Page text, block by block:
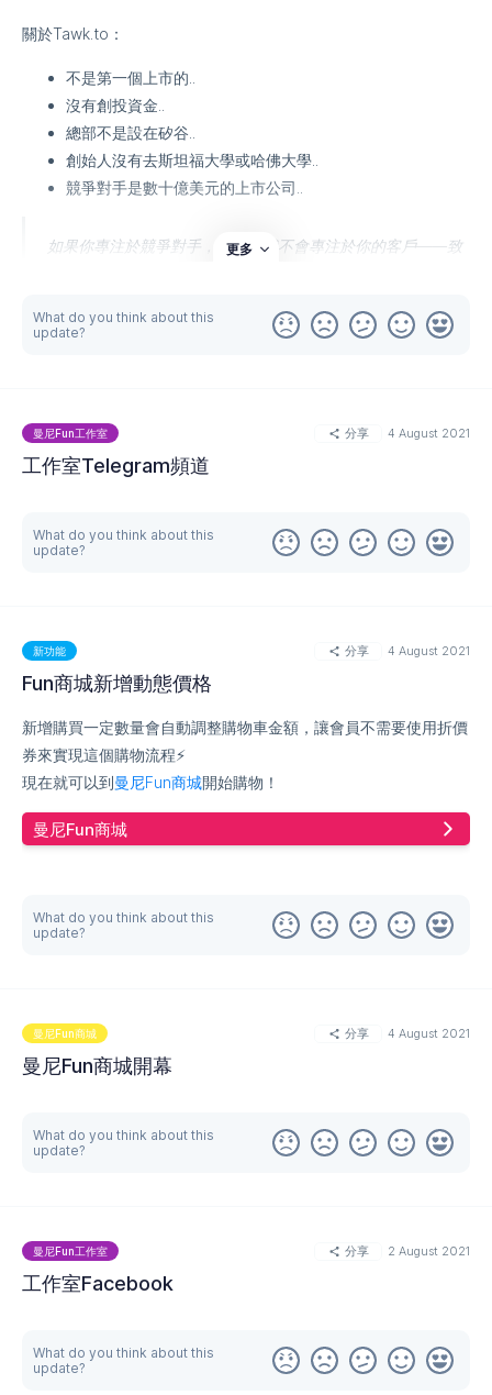
我迫不及待想贊助曼尼Fun工作室
關於Tawk.to：
不是第一個上市的..
沒有創投資金..
總部不是設在矽谷..
創始人沒有去斯坦福大學或哈佛大學..
競爭對手是數十億美元的上市公司..
如果你專注於競爭對手，那麼你就不會專注於你的客戶——致
人與一個 tawk.to 小部件互動——即每3個人中就有1人在線。
現在可以至曼尼Fun商城查看合作夥伴徽章，亦可至Tawk.to官方
想使用世界排行第一的即時聊天工具在您的網站(WordPress或許
👇請點選此處立即使用或了解更多：
全球第一即時聊天應用程式Tawk.to
立即使用👉全球第一即時聊天應用程式Tawk.to
更多
What do you think about this
update?
曼尼Fun工作室 分享 4 August 2021
工作室Telegram頻道
更多
What do you think about this
update?
新功能 分享 4 August 2021
Fun商城新增動態價格
新增購買一定數量會自動調整購物車金額，讓會員不需要使用折價
券來實現這個購物流程⚡
現在就可以到曼尼Fun商城開始購物！
曼尼Fun商城
What do you think about this
update?
曼尼Fun商城 分享 4 August 2021
曼尼Fun商城開幕
What do you think about this
update?
曼尼Fun工作室 分享 2 August 2021
工作室Facebook
What do you think about this
update?